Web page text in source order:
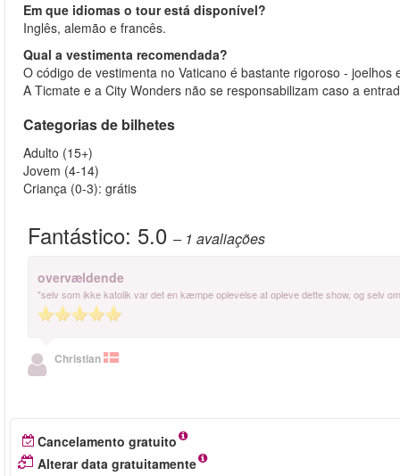
Em que idiomas o tour está disponível?
Inglês, alemão e francês.
Qual a vestimenta recomendada?
O código de vestimenta no Vaticano é bastante rigoroso -
A Ticmate e a City Wonders não se responsabilizam caso a
Categorias de bilhetes
Adulto (15+)
Jovem (4-14)
Criança (0-3): grátis
Fantástico: 5.0 – 1 avaliações
overvældende
"selv som ikke katolik var det en kæmpe oplevelse at opleve dette show, og selv
Christian
Cancelamento gratuito
Alterar data gratuitamente